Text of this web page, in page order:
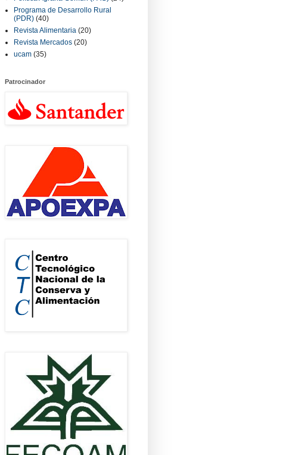
Programa de Desarrollo Rural
(PDR) (40)
Revista Alimentaria (20)
Revista Mercados (20)
ucam (35)
Patrocinador